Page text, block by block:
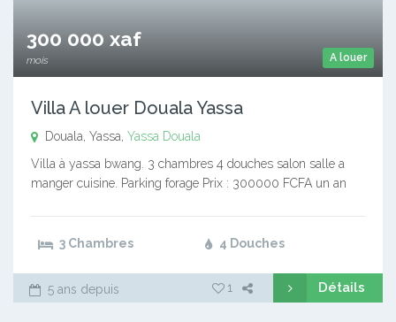
A louer
300 000 xaf
mois
Villa A louer Douala Yassa
Douala, Yassa, Yassa Douala
Villa à yassa bwang. 3 chambres 4 douches salon salle a
manger cuisine. Parking forage Prix : 300000 FCFA un an
3 Chambres 4 Douches
5 ans depuis 1 Détails